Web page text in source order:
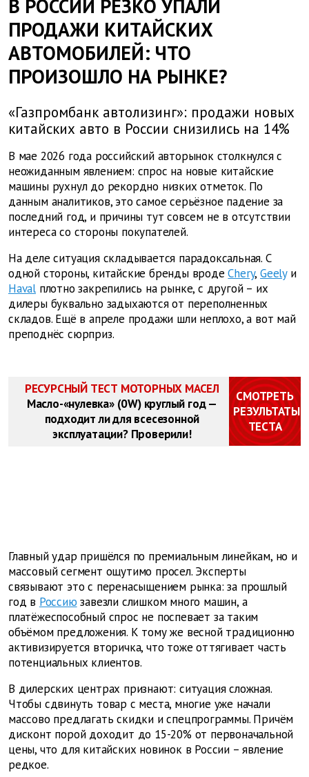
В РОССИИ РЕЗКО УПАЛИ
ПРОДАЖИ КИТАЙСКИХ
АВТОМОБИЛЕЙ: ЧТО
ПРОИЗОШЛО НА РЫНКЕ?
«Газпромбанк автолизинг»: продажи новых
китайских авто в России снизились на 14%
В мае 2026 года российский авторынок столкнулся с
неожиданным явлением: спрос на новые китайские
машины рухнул до рекордно низких отметок. По
данным аналитиков, это самое серьёзное падение за
последний год, и причины тут совсем не в отсутствии
интереса со стороны покупателей.
На деле ситуация складывается парадоксальная. С
одной стороны, китайские бренды вроде Chery, Geelyи
Haval плотно закрепились на рынке, с другой – их
дилеры буквально задыхаются от переполненных
складов. Ещё в апреле продажи шли неплохо, а вот май
преподнёс сюрприз.
РЕСУРСНЫЙ ТЕСТ МОТОРНЫХ МАСЕЛ
Масло-«нулевка» (0W) круглый год —
подходит ли для всесезонной
эксплуатации? Проверили!
СМОТРЕТЬ
РЕЗУЛЬТАТЫ
ТЕСТА
Главный удар пришёлся по премиальным линейкам, но и
массовый сегмент ощутимо просел. Эксперты
связывают это с перенасыщением рынка: за прошлый
год в Россию завезли слишком много машин, а
платёжеспособный спрос не поспевает за таким
объёмом предложения. К тому же весной традиционно
активизируется вторичка, что тоже оттягивает часть
потенциальных клиентов.
В дилерских центрах признают: ситуация сложная.
Чтобы сдвинуть товар с места, многие уже начали
массово предлагать скидки и спецпрограммы. Причём
дисконт порой доходит до 15-20% от первоначальной
цены, что для китайских новинок в России – явление
редкое.